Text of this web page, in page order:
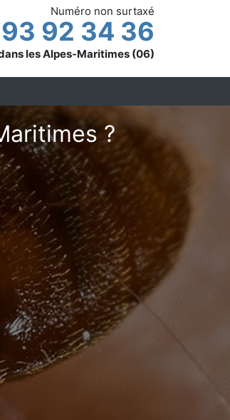
Numéro non surtaxé
92 34 36
les Alpes-Maritimes (06)
?